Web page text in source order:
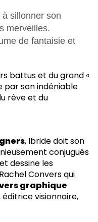
sillonner son
merveilles.
de fantaisie et
battus et du grand «
par son indéniable
rêve et du
, Ibride doit son
conjugués
dessine les
Convers qui
graphique
visionnaire,